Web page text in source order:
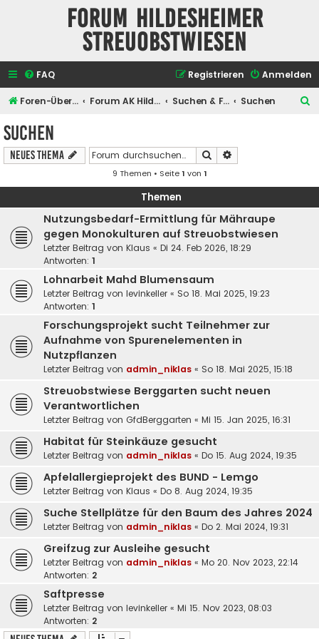
Forum Hildesheimer
Streuobstwiesen
FAQ Anmelden
Registrieren
Foren-Übersicht Forum AK Hildesheimer Streuobstwiesen Suchen & Finden Suchen
Suchen
Neues Thema Suche
9 Themen • Seite1 von 1
Themen
Nutzungsbedarf-Ermittlung für Mähraupe
gegen Monokulturen auf Streuobstwiesen
Letzter Beitrag von Klaus « Di 24. Feb 2026, 18:29
Antworten: 1
Lohnarbeit Mahd Blumensaum
Letzter Beitrag von levinkeller « So 18. Mai 2025, 19:23
Antworten: 1
Forschungsprojekt sucht Teilnehmer zur
Aufnahme von Spurenelementen in
Nutzpflanzen
Letzter Beitrag von admin_niklas « So 18. Mai 2025, 15:18
Streuobstwiese Berggarten sucht neuen
Verantwortlichen
Letzter Beitrag von GfdBerggarten « Mi 15. Jan 2025, 16:31
Habitat für Steinkäuze gesucht
Letzter Beitrag von admin_niklas « Do 15. Aug 2024, 19:35
Apfelallergieprojekt des BUND - Lemgo
Letzter Beitrag von Klaus « Do 8. Aug 2024, 19:35
Suche Stellplätze für den Baum des Jahres 2024
Letzter Beitrag von admin_niklas « Do 2. Mai 2024, 19:31
Greifzug zur Ausleihe gesucht
Letzter Beitrag von admin_niklas « Mo 20. Nov 2023, 22:14
Antworten: 2
Saftpresse
Letzter Beitrag von levinkeller « Mi 15. Nov 2023, 08:03
Antworten: 2